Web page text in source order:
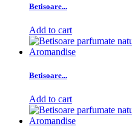
Betisoare...
Add to cart
Betisoare...
Add to cart